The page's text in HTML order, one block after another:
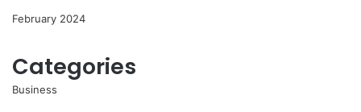
February 2024
Categories
Business